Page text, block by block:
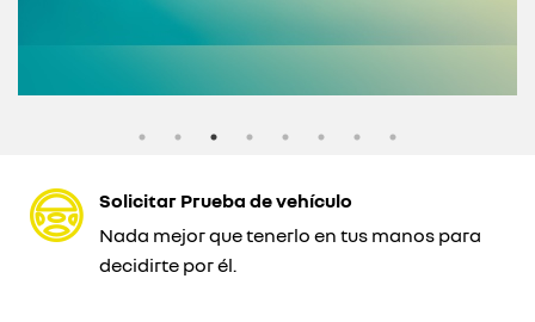
Solicitar Prueba de vehículo
Nada mejor que tenerlo en tus manos para
decidirte por él.